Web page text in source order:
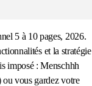
5 à 10 pages, 2026.
et la stratégie
imposé : Menschhh
vous gardez votre